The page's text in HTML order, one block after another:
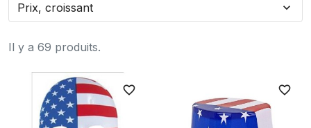
Il y a 69 produits.
Prix, croissant expand_more
favorite_border favorite_border